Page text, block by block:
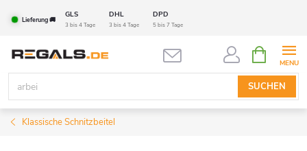
InhaltLieferung 🚚
GLS DHL DPD
3 bis 4 Tage 3 bis 4 Tage 5 bis 7 Tage
SUCHEN
Klassische Schnitzbeitel